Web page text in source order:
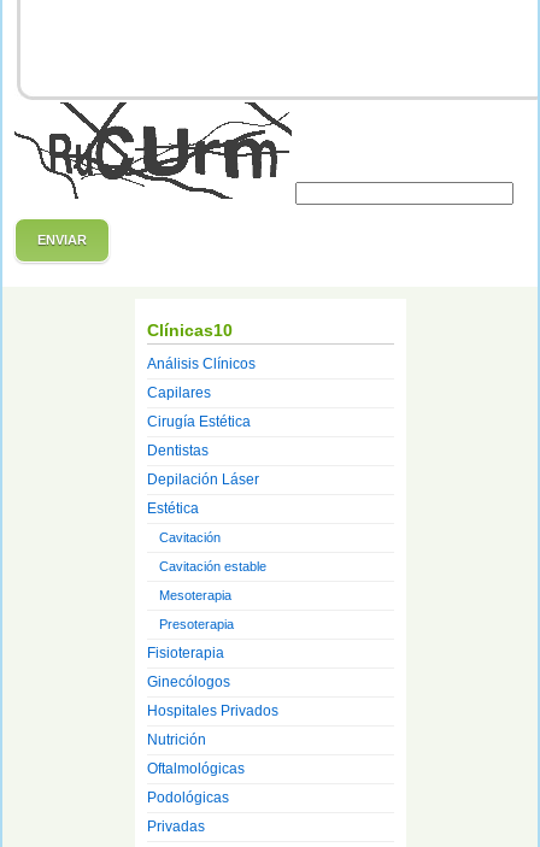
ENVIAR
Clínicas10
Análisis Clínicos
Capilares
Cirugía Estética
Dentistas
Depilación Láser
Estética
Cavitación
Cavitación estable
Mesoterapia
Presoterapia
Fisioterapia
Ginecólogos
Hospitales Privados
Nutrición
Oftalmológicas
Podológicas
Privadas